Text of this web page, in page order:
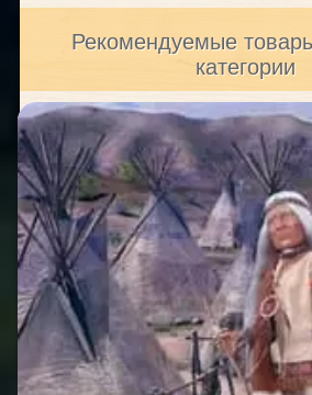
Рекомендуемые
категории